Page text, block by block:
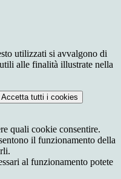
utilizzati si avvalgono di
alle finalità illustrate nella
Accetta tutti i cookies
quali cookie consentire.
il funzionamento della
al funzionamento potete